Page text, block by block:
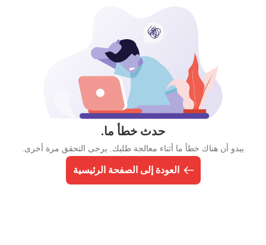
حدث خطأ ما.
يبدو أن هناك خطأ ما أثناء معالجة طلبك. يرجى التحقق مرة أخرى.
العودة إلى الصفحة الرئيسية